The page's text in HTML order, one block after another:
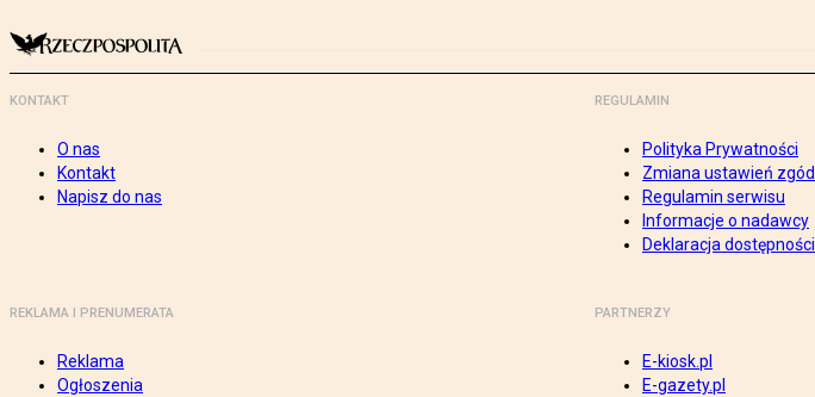
KONTAKT
O nas
Kontakt
Napisz do nas
REGULAMIN
Polityka Prywatności
Zmiana ustawień zgód
Regulamin serwisu
Informacje o nadawcy
Deklaracja dostępności
REKLAMA I PRENUMERATA
Reklama
Ogłoszenia
PARTNERZY
E-kiosk.pl
E-gazety.pl